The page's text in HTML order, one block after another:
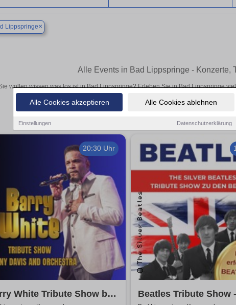
Alle Cookies akzeptieren Alle Cookies ablehnen
Einstellungen Datenschutzerklärung
Lippspringe×
Alle Events in Bad Lippspringe - Konzerte,
wollen wissen was los ist in Bad Lippspringe? Erleben Sie in Bad Lippspringe
Theateraufführungen oder aufregende Veranstaltungen in Bad
20:30 Uhr
White Tribute Show by
Beatles Tribute Show